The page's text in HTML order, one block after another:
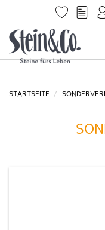
STARTSEITE